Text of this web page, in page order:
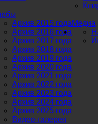
Медиа
Архив 2015 года
Архив 2016 года
Архив 2017 года
Архив 2018 года
Архив 2019 года
Архив 2020 года
Архив 2021 года
Архив 2022 года
Архив 2023 года
Архив 2024 года
Архив 2025 года
Видео-галерея